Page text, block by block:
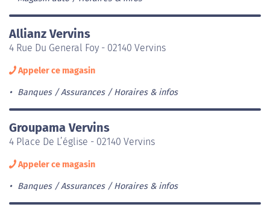
Allianz Vervins
4 Rue Du General Foy - 02140 Vervins
Appeler ce magasin
Banques / Assurances Horaires & infos
Groupama Vervins
4 Place De L’église - 02140 Vervins
Appeler ce magasin
Banques / Assurances Horaires & infos